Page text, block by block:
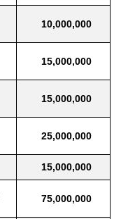
10,000,000
15,000,000
15,000,000
25,000,000
15,000,000
75,000,000